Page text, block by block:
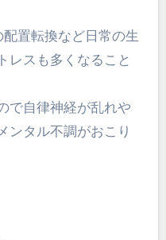
置転換など日常の生
レスも多くなること
で自律神経が乱れや
ンタル不調がおこり